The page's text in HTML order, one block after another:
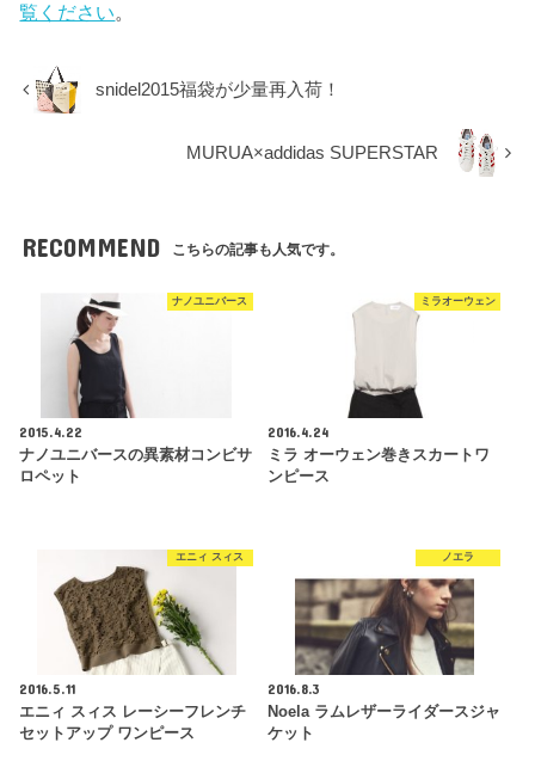
覧ください。
snidel2015福袋が少量再入荷！
MURUA×addidas SUPERSTAR
RECOMMEND こちらの記事も人気です。
ナノユニバース
2015.4.22
ナノユニバースの異素材コンビサ
ロペット
ミラオーウェン
2016.4.24
ミラ オーウェン巻きスカートワ
ンピース
エニィ スィス
2016.5.11
エニィ スィス レーシーフレンチ
セットアップ ワンピース
ノエラ
2016.8.3
Noela ラムレザーライダースジャ
ケット